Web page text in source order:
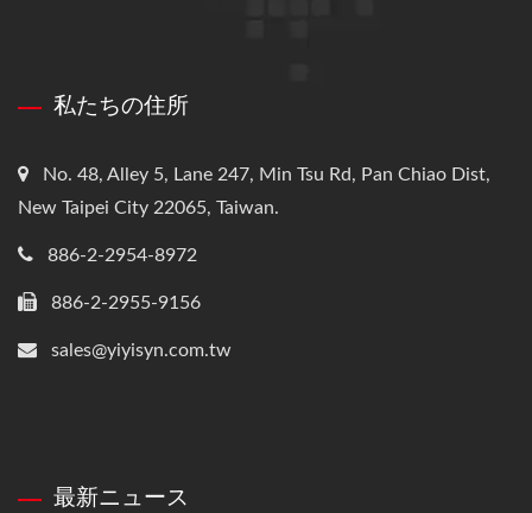
私たちの住所
No. 48, Alley 5, Lane 247, Min Tsu Rd, Pan Chiao Dist,
New Taipei City 22065, Taiwan.
886-2-2954-8972
886-2-2955-9156
sales@yiyisyn.com.tw
最新ニュース